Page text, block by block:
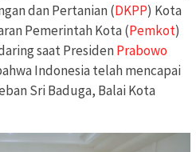
dan Pertanian (DKPP) Kota
Pemerintah Kota (Pemkot)
saat PresidenPrabowo
Indonesia telah mencapai
Sri Baduga, Balai Kota